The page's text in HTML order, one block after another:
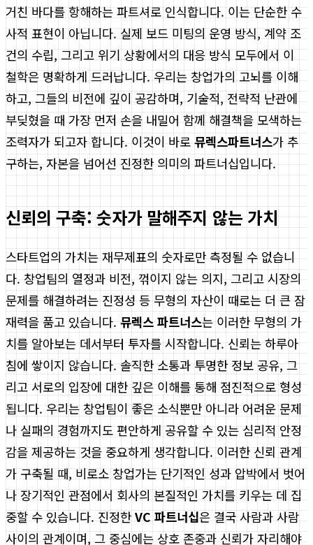
거친 바다를 항해하는 파트셔로 인식합니다. 이는 단순한 수
사적 표현이 아닙니다. 실제 보드 미팅의 운영 방식, 계약 조
건의 수립, 그리고 위기 상황에서의 대응 방식 모두에서 이
철학은 명확하게 드러납니다. 우리는 창업가의 고뇌를 이해
하고, 그들의 비전에 깊이 공감하며, 기술적, 전략적 난관에
부딪혔을 때 가장 먼저 손을 내밀어 함께 해결책을 모색하는
조력자가 되고자 합니다. 이것이 바로 뮤렉스파트너스가 추
구하는, 자본을 넘어선 진정한 의미의 파트너십입니다.
신뢰의 구축: 숫자가 말해주지 않는 가치
스타트업의 가치는 재무제표의 숫자로만 측정될 수 없습니
다. 창업팀의 열정과 비전, 꺾이지 않는 의지, 그리고 시장의
문제를 해결하려는 진정성 등 무형의 자산이 때로는 더 큰 잠
재력을 품고 있습니다. 뮤렉스 파트너스는 이러한 무형의 가
치를 알아보는 데서부터 투자를 시작합니다. 신뢰는 하루아
침에 쌓이지 않습니다. 솔직한 소통과 투명한 정보 공유, 그
리고 서로의 입장에 대한 깊은 이해를 통해 점진적으로 형성
됩니다. 우리는 창업팀이 좋은 소식뿐만 아니라 어려운 문제
나 실패의 경험까지도 편안하게 공유할 수 있는 심리적 안정
감을 제공하는 것을 중요하게 생각합니다. 이러한 신뢰 관계
가 구축될 때, 비로소 창업가는 단기적인 성과 압박에서 벗어
나 장기적인 관점에서 회사의 본질적인 가치를 키우는 데 집
중할 수 있습니다. 진정한 VC 파트너십은 결국 사람과 사람
사이의 관계이며, 그 중심에는 상호 존중과 신뢰가 자리해야